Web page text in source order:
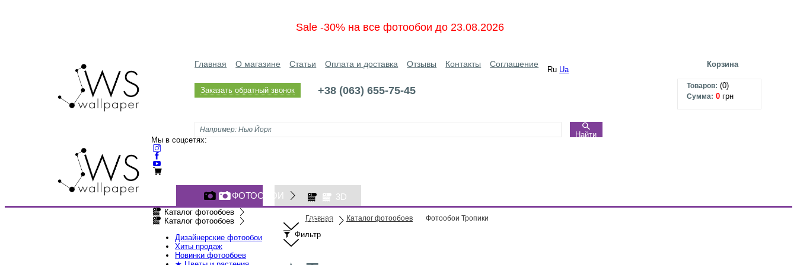
Sale -30% на все фотообои до 23.08.2026
Главная О магазине Статьи Оплата и доставка Отзывы Контакты Соглашение
Ru Ua
Заказать обратный звонок +38 (063) 655-75-45
Найти
Корзина
Товаров: (0)
Сумма: 0 грн
Мы в соцсетях:
ФОТООБОИ 3D
ОБОИ
Каталог фотообоев
Каталог фотообоев
Дизайнерские фотообои
Хиты продаж
Новинки фотообоев
Главная Каталог фотообоев Фотообои Тропики
Фильтр